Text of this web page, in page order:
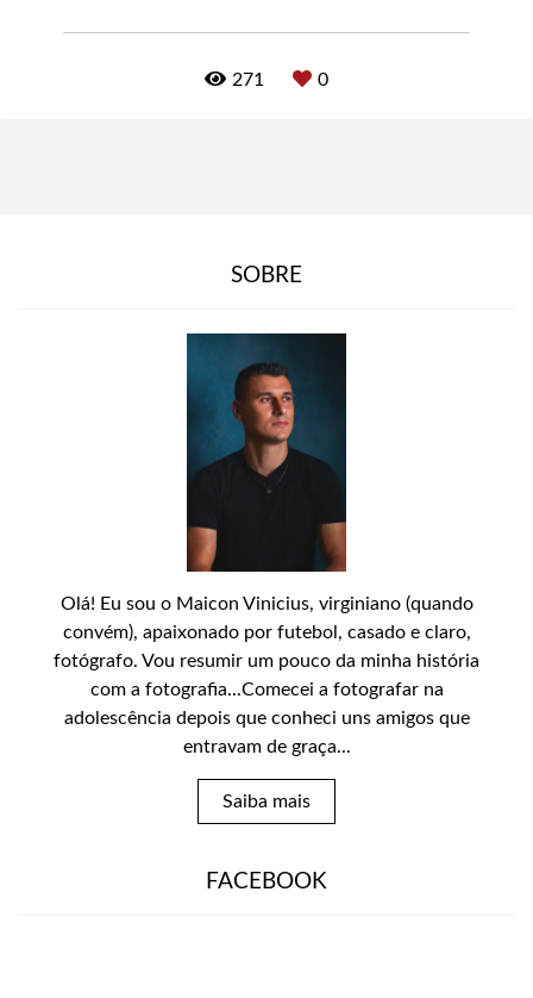
271 0
SOBRE
Olá! Eu sou o Maicon Vinicius, virginiano (quando
convém), apaixonado por futebol, casado e claro,
fotógrafo. Vou resumir um pouco da minha história
com a fotografia...Comecei a fotografar na
adolescência depois que conheci uns amigos que
entravam de graça...
Saiba mais
FACEBOOK